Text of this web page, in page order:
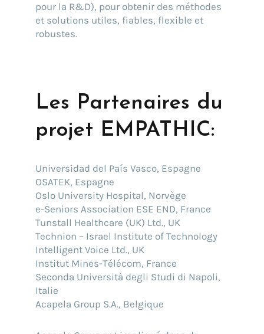
pour la R&D), pour obtenir des méthodes
et solutions utiles, fiables, flexible et
robustes.
Les Partenaires du
projet EMPATHIC:
Universidad del País Vasco, Espagne
OSATEK, Espagne
Oslo University Hospital, Norvège
e-Seniors Association ESE END, France
Tunstall Healthcare (UK) Ltd., UK
Technion – Israel Institute of Technology
Intelligent Voice Ltd., UK
Institut Mines-Télécom, France
Seconda Università degli Studi di Napoli,
Italie
Acapela Group S.A., Belgique